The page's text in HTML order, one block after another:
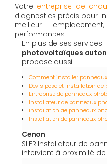
Votre entreprise de
diagnostics précis pour
meilleur
performances.
En plus de ses services :
photovoltaïques
propose aussi :
Comment installer
Devis pose et installation de
Entreprise de panneaux
Installateur de panneaux
Installation de panneaux
Installation de panneaux
Cenon
SLER Installateur de
intervient à proximité de